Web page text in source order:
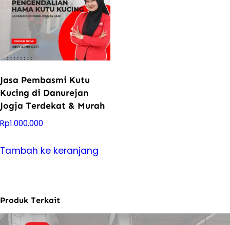
Jasa Pembasmi Kutu
Kucing di Danurejan
Jogja Terdekat & Murah
Rp1.000.000
Tambah ke keranjang
Produk Terkait